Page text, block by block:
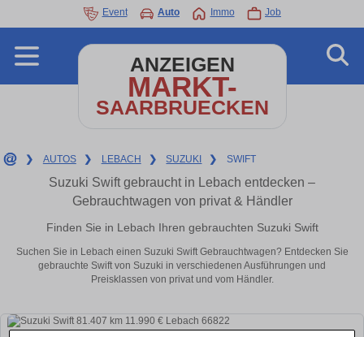
Event Auto Immo Job
ANZEIGEN
MARKT-
SAARBRUECKEN
❯ AUTOS ❯ LEBACH ❯ SUZUKI ❯ SWIFT
Suzuki Swift gebraucht in Lebach entdecken –
Gebrauchtwagen von privat & Händler
Finden Sie in Lebach Ihren gebrauchten Suzuki Swift
Suchen Sie in Lebach einen Suzuki Swift Gebrauchtwagen? Entdecken Sie
gebrauchte Swift von Suzuki in verschiedenen Ausführungen und
Preisklassen von privat und vom Händler.